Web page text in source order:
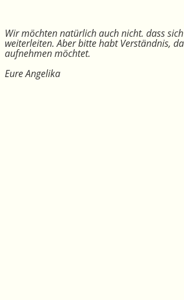
Wir möchten natürlich auch nicht, dass
weiterleiten. Aber bitte habt Verständnis,
aufnehmen möchtet.
Eure Angelika